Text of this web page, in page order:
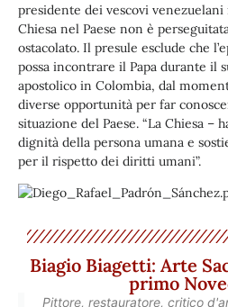
presidente dei vescovi
Chiesa nel Paese non è
ostacolato. Il presule esclude che
possa incontrare il Papa durante il
apostolico in Colombia, dal
diverse opportunità per far
situazione del Paese. “La Chiesa –
dignità della persona umana e
per il rispetto dei diritti umani”.
Biagio Biagetti: Arte
primo
Pittore, restauratore, critico